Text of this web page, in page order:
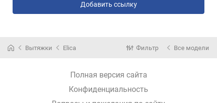
Добавить ссылку
Вытяжки Elica Фильтр Все модели
Полная версия сайта
Конфиденциальность